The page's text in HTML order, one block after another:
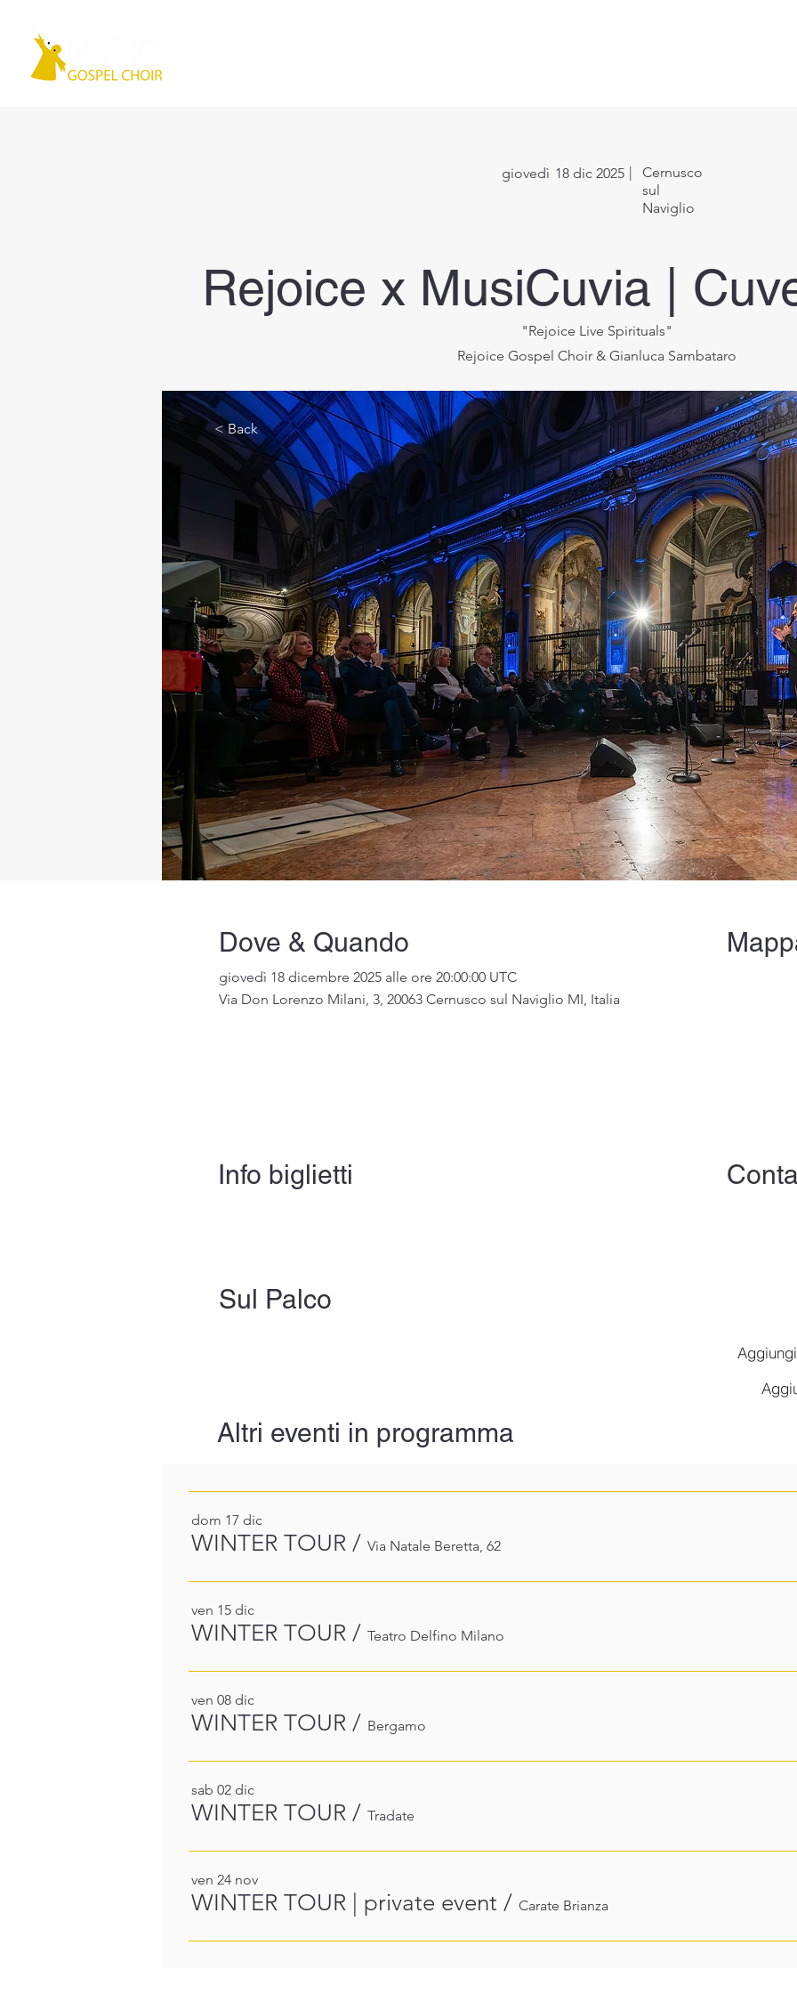
giovedì 18 dic 2025 |
Cernusco
sul
Naviglio
Rejoice x MusiCuvia |
"Rejoice Live Spirituals"
Rejoice Gospel Choir & Gianluca Sambataro
< Back
Dove & Quando
giovedì 18 dicembre 2025 alle ore 20:00:00 UTC
Via Don Lorenzo Milani, 3, 20063 Cernusco sul Naviglio MI, Italia
Info biglietti
Sul Palco
Altri eventi in programma
dom 17 dic
WINTER TOUR / Via Natale Beretta, 62
ven 15 dic
WINTER TOUR / Teatro Delfino Milano
ven 08 dic
WINTER TOUR / Bergamo
sab 02 dic
WINTER TOUR / Tradate
ven 24 nov
WINTER TOUR | private event / Carate Brianza